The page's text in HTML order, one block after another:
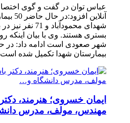
عباس توان در گفت و گوی
آنلاین
شهدای
بستری هستند. وی با بیان اینکه
شهر صعودی است ادامه داد:
بیمارستان شهدا تکمیل شده
ایمان خسروی؛ هنرمند،
مهندس، مولف، مدرس